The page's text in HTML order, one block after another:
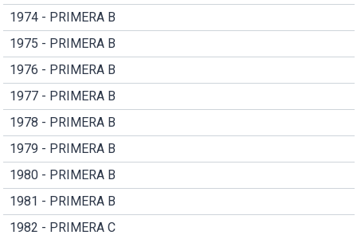
1974 - PRIMERA B
1975 - PRIMERA B
1976 - PRIMERA B
1977 - PRIMERA B
1978 - PRIMERA B
1979 - PRIMERA B
1980 - PRIMERA B
1981 - PRIMERA B
1982 - PRIMERA C